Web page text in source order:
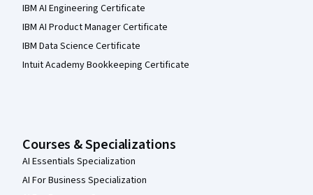
IBM AI Engineering Certificate
IBM AI Product Manager Certificate
IBM Data Science Certificate
Intuit Academy Bookkeeping Certificate
Courses & Specializations
AI Essentials Specialization
AI For Business Specialization